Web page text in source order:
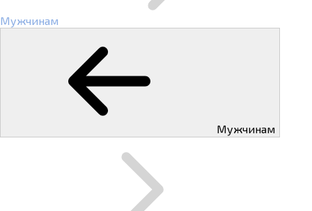
Мужчинам
Мужчинам